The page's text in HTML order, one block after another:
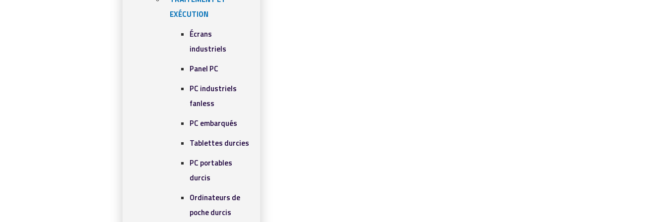
EXÉCUTION
Écrans
industriels
Panel PC
PC industriels
fanless
PC embarqués
Tablettes durcies
PC portables
durcis
Ordinateurs de
poche durcis